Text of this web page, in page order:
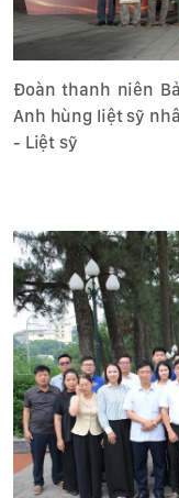
Đoàn thanh niên
Anh hùng liệt sỹ
- Liệt sỹ